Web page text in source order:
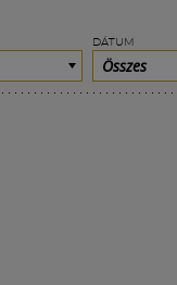
DÁTUM
Összes